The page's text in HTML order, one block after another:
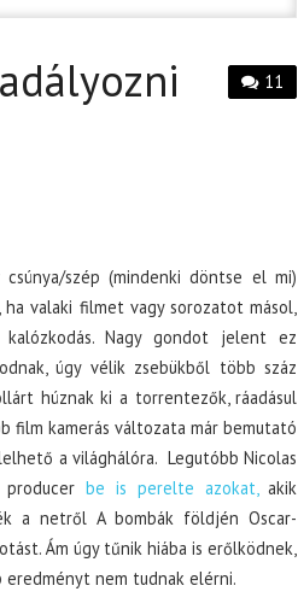
11
csúnya/szép (mindenki döntse el mi)
ha valaki filmet vagy sorozatot másol,
Nagy gondot jelent ez
úgy vélik zsebükből több száz
húznak ki a torrentezők, ráadásul
film kamerás változata már bemutató
a világhálóra. Legutóbb Nicolas
producerbe is perelte azokat,akik
a netről A bombák földjén Oscar-
Ám úgy tűnik hiába is erőlködnek,
eredményt nem tudnak elérni.